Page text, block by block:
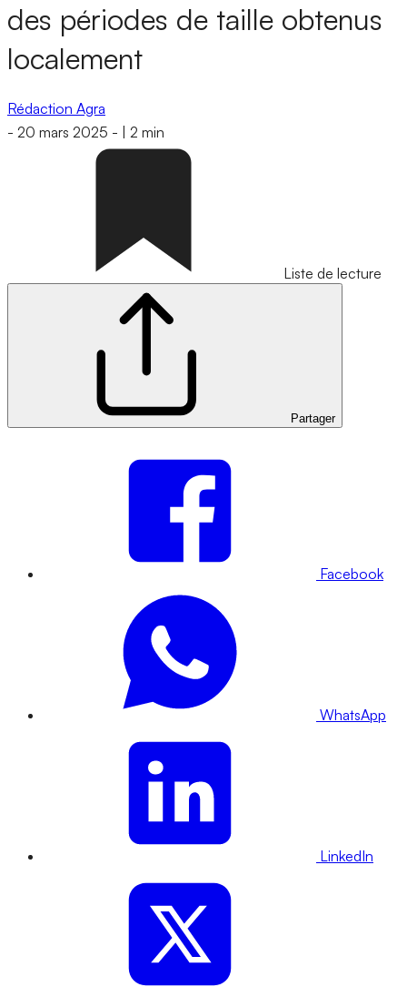
des périodes de taille obtenus
localement
Rédaction Agra
- 20 mars 2025 - 2 min
Liste de lecture
Partager
Facebook
WhatsApp
LinkedIn